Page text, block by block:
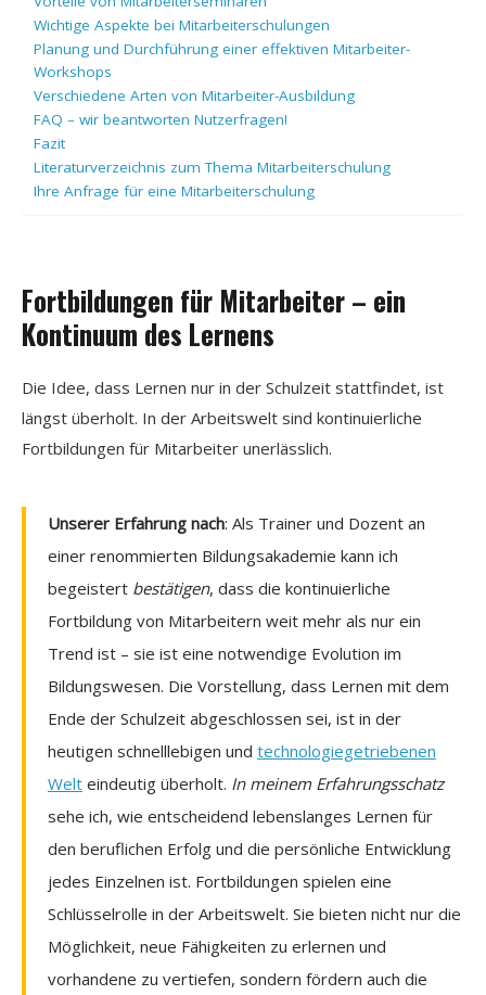
Wichtige Aspekte bei Mitarbeiterschulungen
Planung und Durchführung einer effektiven Mitarbeiter-
Workshops
Verschiedene Arten von Mitarbeiter-Ausbildung
FAQ – wir beantworten Nutzerfragen!
Fazit
Literaturverzeichnis zum Thema Mitarbeiterschulung
Ihre Anfrage für eine Mitarbeiterschulung
Fortbildungen für Mitarbeiter – ein
Kontinuum des Lernens
Die Idee, dass Lernen nur in der Schulzeit stattfindet, ist
längst überholt. In der Arbeitswelt sind kontinuierliche
Fortbildungen für Mitarbeiter unerlässlich.
Unserer Erfahrung nach: Als Trainer und Dozent an
einer renommierten Bildungsakademie kann ich
begeistert bestätigen, dass die kontinuierliche
Fortbildung von Mitarbeitern weit mehr als nur ein
Trend ist – sie ist eine notwendige Evolution im
Bildungswesen. Die Vorstellung, dass Lernen mit dem
Ende der Schulzeit abgeschlossen sei, ist in der
heutigen schnelllebigen und technologiegetriebenen
Welt eindeutig überholt. In meinem Erfahrungsschatz
sehe ich, wie entscheidend lebenslanges Lernen für
den beruflichen Erfolg und die persönliche Entwicklung
jedes Einzelnen ist. Fortbildungen spielen eine
Schlüsselrolle in der Arbeitswelt. Sie bieten nicht nur die
Möglichkeit, neue Fähigkeiten zu erlernen und
vorhandene zu vertiefen, sondern fördern auch die